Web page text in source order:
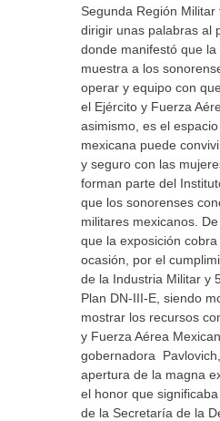
Segunda Región
dirigir unas palabras al
donde manifestó que la
muestra a los
operar y equipo con
el Ejército y Fuerza
asimismo, es el
mexicana puede
y seguro con las
forman parte del
que los sonorenses
militares mexicanos.
que la exposición
ocasión, por el
de la Industria Militar y
Plan DN-III-E, siendo
mostrar los recursos
y Fuerza Aérea
gobernadora
apertura de la magna
el honor que
de la Secretaría de la